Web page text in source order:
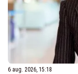
6 aug. 2026, 15:18